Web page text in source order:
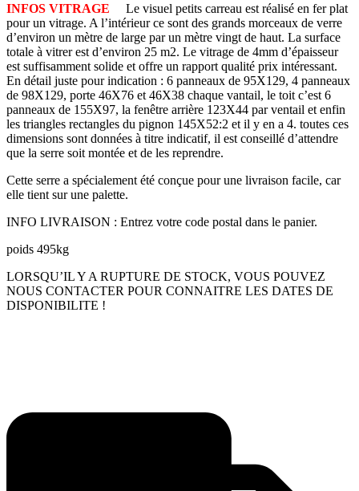
INFOS VITRAGE
Le visuel petits carreau est réalisé en fer plat
pour un vitrage. A l’intérieur ce sont des grands morceaux de verre
d’environ un mètre de large par un mètre vingt de haut. La surface
totale à vitrer est d’environ 25 m2. Le vitrage de 4mm d’épaisseur
est suffisamment solide et offre un rapport qualité prix intéressant.
En détail juste pour indication : 6 panneaux de 95X129, 4 panneaux
de 98X129, porte 46X76 et 46X38 chaque vantail, le toit c’est 6
panneaux de 155X97, la fenêtre arrière 123X44 par ventail et enfin
les triangles rectangles du pignon 145X52:2 et il y en a 4. toutes ces
dimensions sont données à titre indicatif, il est conseillé d’attendre
que la serre soit montée et de les reprendre.
Cette serre a spécialement été conçue pour une livraison facile, car
elle tient sur une palette.
INFO LIVRAISON : Entrez votre code postal dans le panier.
poids 495kg
LORSQU’IL Y A RUPTURE DE STOCK, VOUS POUVEZ
NOUS CONTACTER POUR CONNAITRE LES DATES DE
DISPONIBILITE !